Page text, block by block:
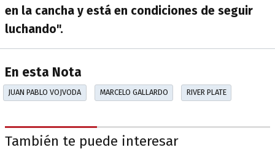
en la cancha y está en condiciones de seguir
luchando".
En esta Nota
JUAN PABLO VOJVODA MARCELO GALLARDO RIVER PLATE
También te puede interesar